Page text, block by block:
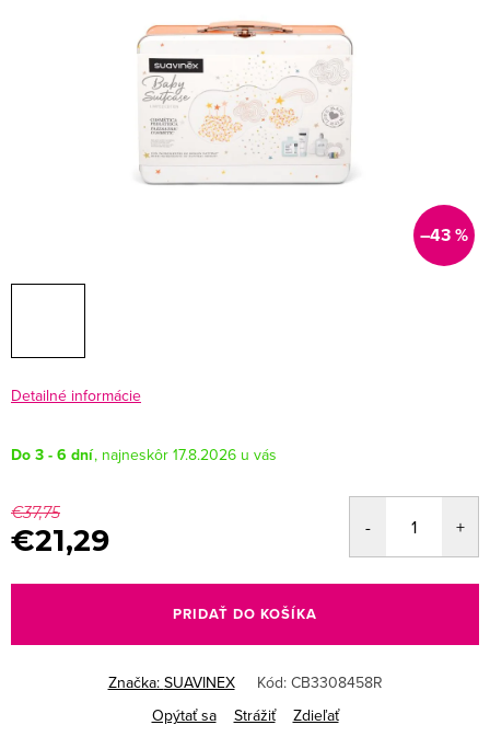
–43 %
Detailné informácie
Do 3 - 6 dní 17.8.2026
€37,75
€21,29
cena:
PRIDAŤ DO KOŠÍKA
Značka: SUAVINEX Kód: CB3308458R
Opýtať sa
Strážiť Zdieľať